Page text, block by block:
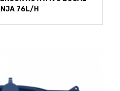
76L/H